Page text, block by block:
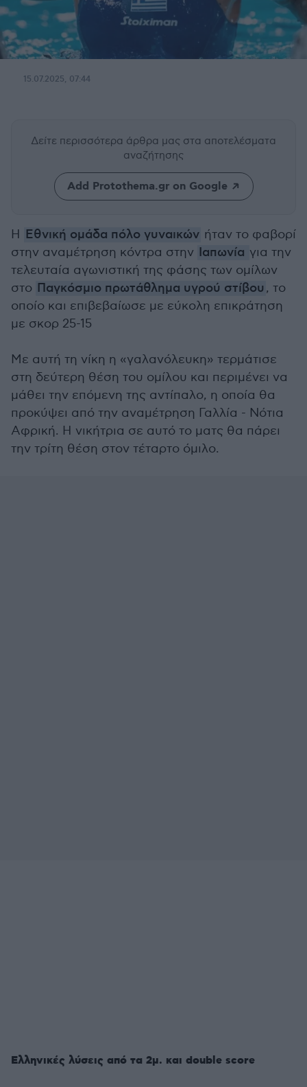
15.07.2025, 07:44
Δείτε περισσότερα άρθρα μας στα αποτελέσματα
αναζήτησης
Add Protothema.gr on Google
Η Εθνική ομάδα πόλο γυναικών ήταν το φαβορί
στην αναμέτρηση κόντρα στην Ιαπωνία για την
τελευταία αγωνιστική της φάσης των ομίλων
στο Παγκόσμιο πρωτάθλημα υγρού στίβου , το
οποίο και επιβεβαίωσε με εύκολη επικράτηση
με σκορ 25-15
Με αυτή τη νίκη η «γαλανόλευκη» τερμάτισε
στη δεύτερη θέση του ομίλου και περιμένει να
μάθει την επόμενη της αντίπαλο, η οποία θα
προκύψει από την αναμέτρηση Γαλλία - Νότια
Αφρική. Η νικήτρια σε αυτό το ματς θα πάρει
την τρίτη θέση στον τέταρτο όμιλο.
Ελληνικές λύσεις από τα 2μ. και double score